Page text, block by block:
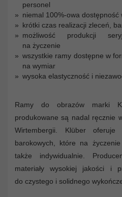
personel
niemal 100%-owa dostępność
krótki czas realizacji zleceń,
możliwość produkcji
na życzenie
wszystkie ramy dostępne w
na wymiar
wysoka elastyczność i
Ramy do obrazów marki
produkowane są nadal ręcznie
Wirtembergii. Klüber
barokowych, które na
także indywidualnie.
materiały wysokiej jakości i
do czystego i solidnego